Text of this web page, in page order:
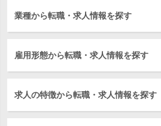
業種から転職・求人情報を探す
雇用形態から転職・求人情報を探す
求人の特徴から転職・求人情報を探す